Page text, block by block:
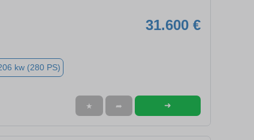
31.600 €
kw (280 PS)
★ ➦ ➜